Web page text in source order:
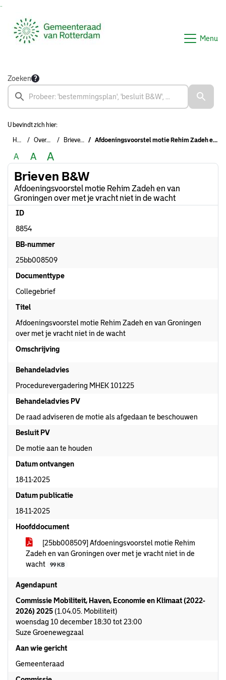
Menu
Zoeken
U bevindt zich hier:
Home Overzichten Brieven B&W Afdoeningsvoorstel motie Rehim Zadeh en van Groningen over met je vracht niet in de wacht
A A A
Brieven B&W
Afdoeningsvoorstel motie Rehim Zadeh en van
Groningen over met je vracht niet in de wacht
ID
8854
BB-nummer
25bb008509
Documenttype
Collegebrief
Titel
Afdoeningsvoorstel motie Rehim Zadeh en van Groningen
over met je vracht niet in de wacht
Omschrijving
Behandeladvies
Procedurevergadering MHEK 101225
Behandeladvies PV
De raad adviseren de motie als afgedaan te beschouwen
Besluit PV
De motie aan te houden
Datum ontvangen
18-11-2025
Datum publicatie
18-11-2025
Hoofddocument
[25bb008509] Afdoeningsvoorstel motie Rehim
Zadeh en van Groningen over met je vracht niet in de
wacht
99 KB
Agendapunt
Commissie Mobiliteit, Haven, Economie en Klimaat (2022-
2026) 2025 (1.04.05. Mobiliteit)
woensdag 10 december 18:30 tot 23:00
Suze Groenewegzaal
Aan wie gericht
Gemeenteraad